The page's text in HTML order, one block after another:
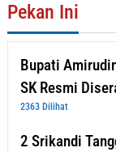
Pekan Ini
Bupati
SK Resmi
2363 Dilihat
2 Srikandi